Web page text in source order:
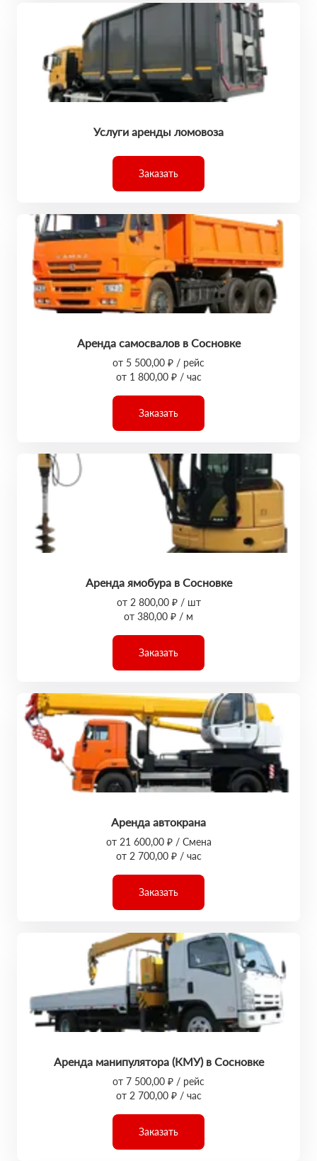
Услуги аренды ломовоза
Заказать
Аренда самосвалов в Сосновке
от 5 500,00 ₽ / рейс
от 1 800,00 ₽ / час
Заказать
Аренда ямобура в Сосновке
от 2 800,00 ₽ / шт
от 380,00 ₽ / м
Заказать
Аренда автокрана
от 21 600,00 ₽ / Смена
от 2 700,00 ₽ / час
Заказать
Аренда манипулятора (КМУ) в Сосновке
от 7 500,00 ₽ / рейс
от 2 700,00 ₽ / час
Заказать